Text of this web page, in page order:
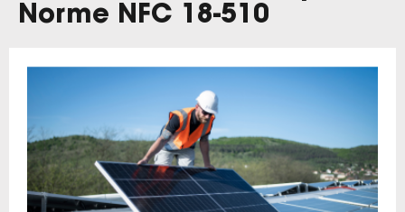
Norme NFC 18-510